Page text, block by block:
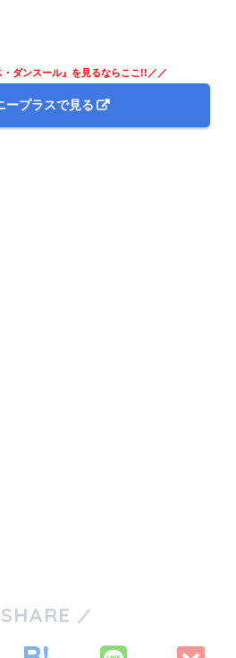
ダンスール』を見るならここ!!／／
ープラスで見る
SHARE